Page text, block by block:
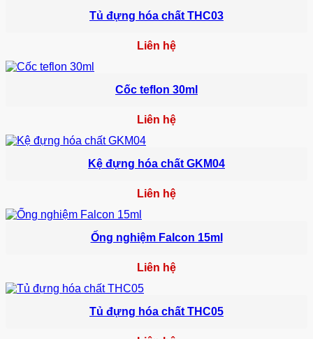
Tủ đựng hóa chất THC03
Liên hệ
Cốc teflon 30ml
Liên hệ
Kệ đựng hóa chất GKM04
Liên hệ
Ống nghiệm Falcon 15ml
Liên hệ
Tủ đựng hóa chất THC05